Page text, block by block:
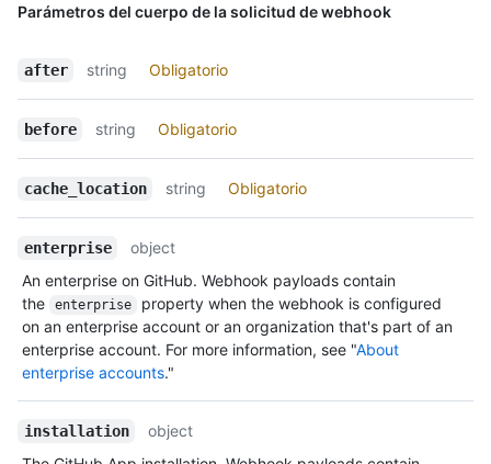
Parámetros del cuerpo de la solicitud de webhook
after string Obligatorio
before string Obligatorio
cache_location string Obligatorio
enterprise
object
An enterprise on GitHub. Webhook payloads contain
the
enterprise
property when the webhook is configured
on an enterprise account or an organization that's part of an
enterprise account. For more information, see "About
enterprise accounts."
installation
object